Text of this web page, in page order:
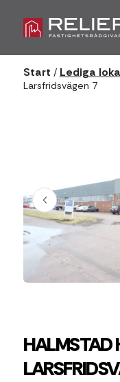
Start / Lediga
Larsfridsvägen 7
HALMSTAD